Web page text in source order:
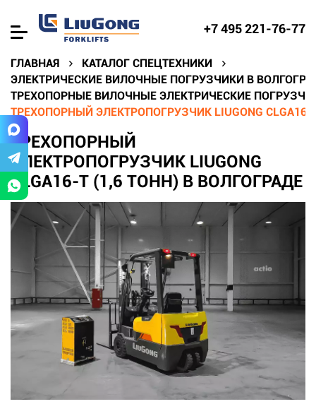
+7 495 221-76-77
ГЛАВНАЯ
КАТАЛОГ СПЕЦТЕХНИКИ
ЭЛЕКТРИЧЕСКИЕ ВИЛОЧНЫЕ ПОГРУЗЧИКИ В
ТРЕХОПОРНЫЕ ВИЛОЧНЫЕ ЭЛЕКТРИЧЕСКИЕ
ТРЕХОПОРНЫЙ ЭЛЕКТРОПОГРУЗЧИК LIUGONG
ТРЕХОПОРНЫЙ
ЭЛЕКТРОПОГРУЗЧИК LIUGONG
CLGA16-T (1,6 ТОНН) В ВОЛГОГРАДЕ